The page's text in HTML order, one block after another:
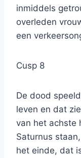
inmiddels
overleden
een
Cusp 8
De dood
leven en dat
van het achste
Saturnus
het einde, dat